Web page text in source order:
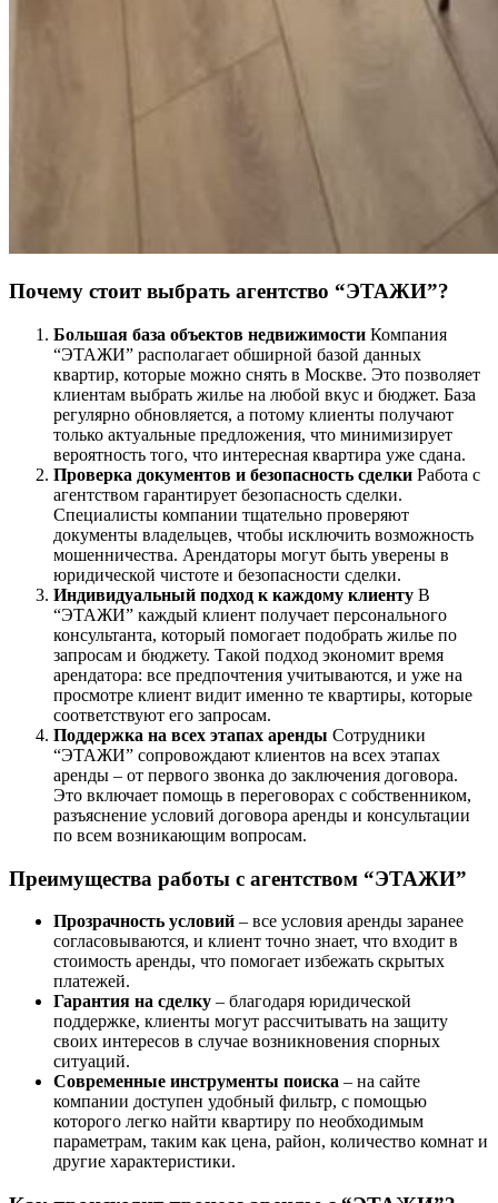
Почему стоит выбрать агентство “ЭТАЖИ”?
Большая база объектов недвижимости Компания
“ЭТАЖИ” располагает обширной базой данных
квартир, которые можно снять в Москве. Это позволяет
клиентам выбрать жилье на любой вкус и бюджет. База
регулярно обновляется, а потому клиенты получают
только актуальные предложения, что минимизирует
вероятность того, что интересная квартира уже сдана.
Проверка документов и безопасность сделки Работа с
агентством гарантирует безопасность сделки.
Специалисты компании тщательно проверяют
документы владельцев, чтобы исключить возможность
мошенничества. Арендаторы могут быть уверены в
юридической чистоте и безопасности сделки.
Индивидуальный подход к каждому клиенту В
“ЭТАЖИ” каждый клиент получает персонального
консультанта, который помогает подобрать жилье по
запросам и бюджету. Такой подход экономит время
арендатора: все предпочтения учитываются, и уже на
просмотре клиент видит именно те квартиры, которые
соответствуют его запросам.
Поддержка на всех этапах аренды Сотрудники
“ЭТАЖИ” сопровождают клиентов на всех этапах
аренды – от первого звонка до заключения договора.
Это включает помощь в переговорах с собственником,
разъяснение условий договора аренды и консультации
по всем возникающим вопросам.
Преимущества работы с агентством “ЭТАЖИ”
Прозрачность условий – все условия аренды заранее
согласовываются, и клиент точно знает, что входит в
стоимость аренды, что помогает избежать скрытых
платежей.
Гарантия на сделку – благодаря юридической
поддержке, клиенты могут рассчитывать на защиту
своих интересов в случае возникновения спорных
ситуаций.
Современные инструменты поиска – на сайте
компании доступен удобный фильтр, с помощью
которого легко найти квартиру по необходимым
параметрам, таким как цена, район, количество комнат и
другие характеристики.